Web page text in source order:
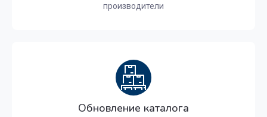
производители
Обновление каталога